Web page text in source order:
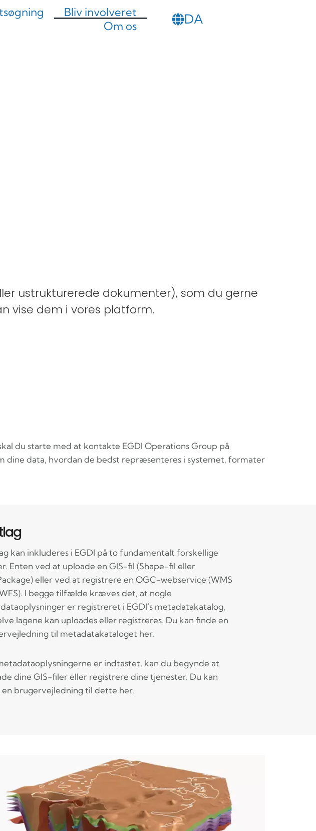
Bliv involveret
Om os
DA
SL
ustrukturerede dokumenter), som du gerne
vise dem i vores platform.
du starte med at kontakte EGDI Operations Group på
dine data, hvordan de bedst repræsenteres i systemet, formater
kan inkluderes i EGDI på to fundamentalt forskellige
Enten ved at uploade en GIS-fil (Shape-fil eller
eller ved at registrere en OGC-webservice (WMS
I begge tilfælde kræves det, at nogle
er registreret i EGDI’s metadatakatalog,
lagene kan uploades eller registreres. Du kan finde en
til metadatakataloget her.
er indtastet, kan du begynde at
dine GIS-filer eller registrere dine tjenester. Du kan
brugervejledning til dette her.